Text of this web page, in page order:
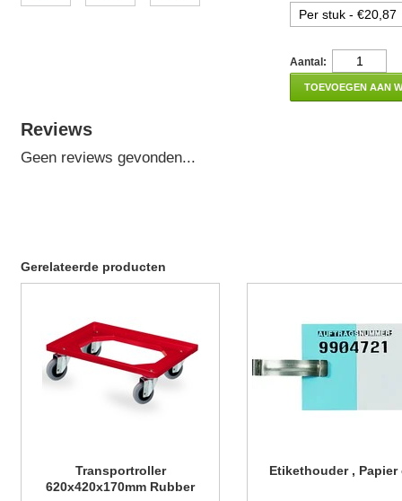
Aantal:
TOEVOEGEN AAN
Reviews
Geen reviews gevonden...
Gerelateerde producten
Transportroller
620x420x170mm Rubber
Etikethouder , Papier